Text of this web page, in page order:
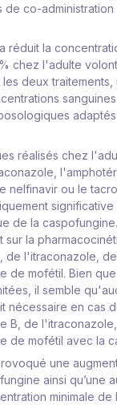
de co-
réduit la
chez l'adulte
deux traitements,
réalisés chez
nelfinavir ou le
significative
de la
la
de l'itraconazole,
de mofétil. Bien
il semble
nécessaire en cas
B, de
de mofétil avec la
une
ainsi qu’une
minimale de